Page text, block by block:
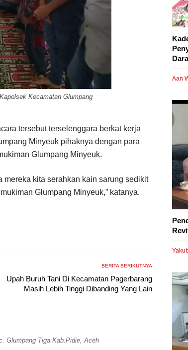
Kecamatan Glumpang
tersebut terselenggara berkat kerja
Minyeuk pihaknya dengan para
Glumpang Minyeuk.
mereka kita serahkan kain sarung sedikit
Glumpang Minyeuk,” katanya.
BERITA BERIKUTNYA
Upah Buruh Tani Di Kecamatan Pagerbarang
Masih Lebih Tinggi Dibanding Yang Lain
Glumpang Tiga Kab.Pidie, Aceh
Aan